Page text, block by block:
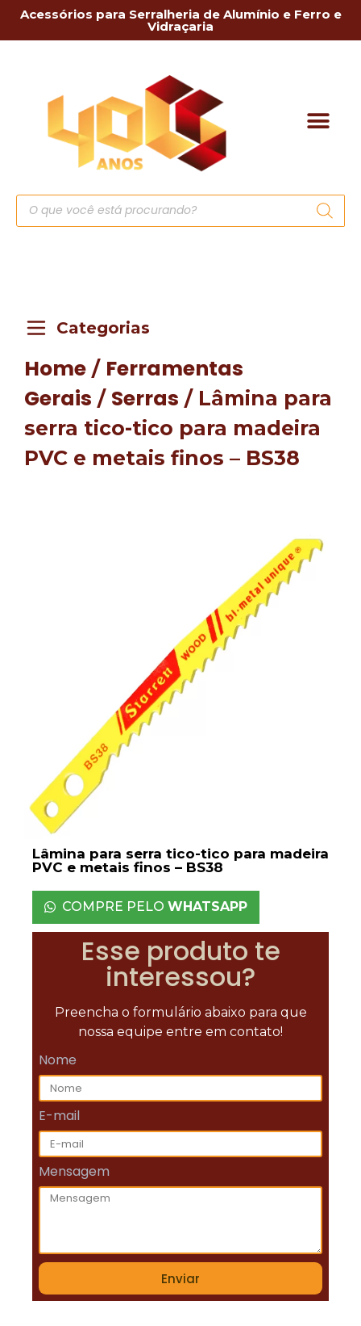
Acessórios para Serralheria de Alumínio e Ferro e
Vidraçaria
Categorias
Home / Ferramentas
Gerais / Serras / Lâmina para
serra tico-tico para madeira
PVC e metais finos – BS38
Lâmina para serra tico-tico para madeira
PVC e metais finos – BS38
COMPRE PELO WHATSAPP
Esse produto te
interessou?
Preencha o formulário abaixo para que
nossa equipe entre em contato!
Nome
E-mail
Mensagem
Enviar